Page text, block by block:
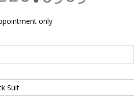
only
Suit